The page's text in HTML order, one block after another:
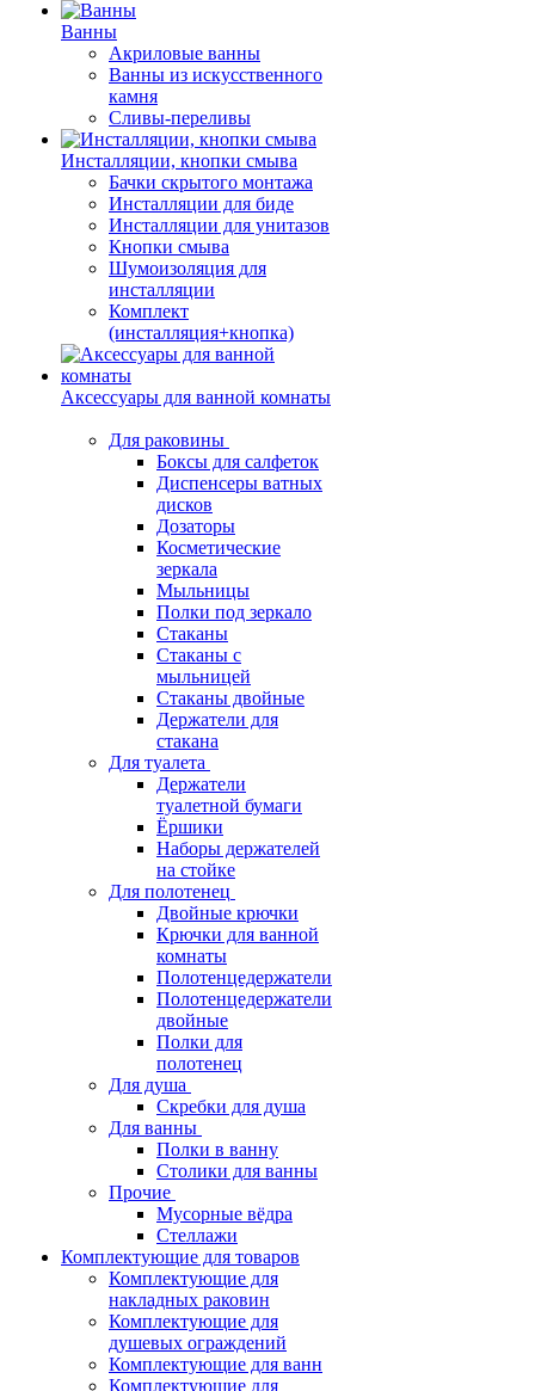
Ванны
Акриловые ванны
Ванны из искусственного
камня
Сливы-переливы
Инсталляции, кнопки смыва
Бачки скрытого монтажа
Инсталляции для биде
Инсталляции для унитазов
Кнопки смыва
Шумоизоляция для
инсталляции
Комплект
(инсталляция+кнопка)
Аксессуары для ванной комнаты
Для раковины
Боксы для салфеток
Диспенсеры ватных
дисков
Дозаторы
Косметические
зеркала
Мыльницы
Полки под зеркало
Стаканы
Стаканы с
мыльницей
Стаканы двойные
Держатели для
стакана
Для туалета
Держатели
туалетной бумаги
Ёршики
Наборы держателей
на стойке
Для полотенец
Двойные крючки
Крючки для ванной
комнаты
Полотенцедержатели
Полотенцедержатели
двойные
Полки для
полотенец
Для душа
Скребки для душа
Для ванны
Полки в ванну
Столики для ванны
Прочие
Мусорные вёдра
Стеллажи
Комплектующие для товаров
Комплектующие для
накладных раковин
Комплектующие для
душевых ограждений
Комплектующие для ванн
Комплектующие для